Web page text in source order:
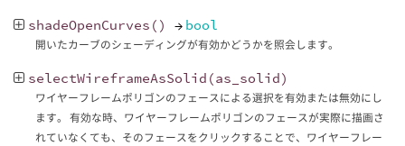
shadeOpenCurves () → bool
開いたカーブのシェーディングが有効かどうかを照会します。
selectWireframeAsSolid (as_solid)
ワイヤーフレームポリゴンのフェースによる選択を有効または無効にし
ます。 有効な時、ワイヤーフレームポリゴンのフェースが実際に描画さ
れていなくても、そのフェースをクリックすることで、ワイヤーフレー